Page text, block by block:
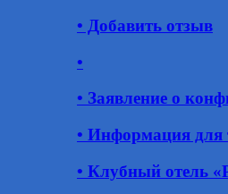
• Добавить отзыв
•
• Заявление о
• Информация для
• Клубный отель